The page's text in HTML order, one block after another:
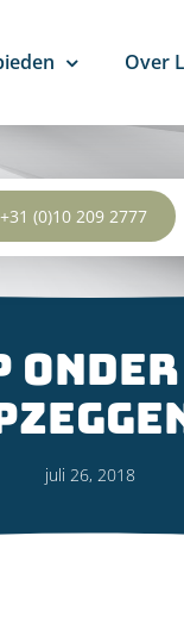
+31 (0)10 209 2777
Over
juli 26, 2018